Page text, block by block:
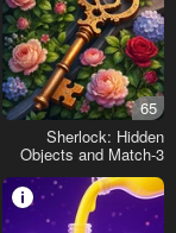
65
Sherlock: Hidden
Objects and Match-3